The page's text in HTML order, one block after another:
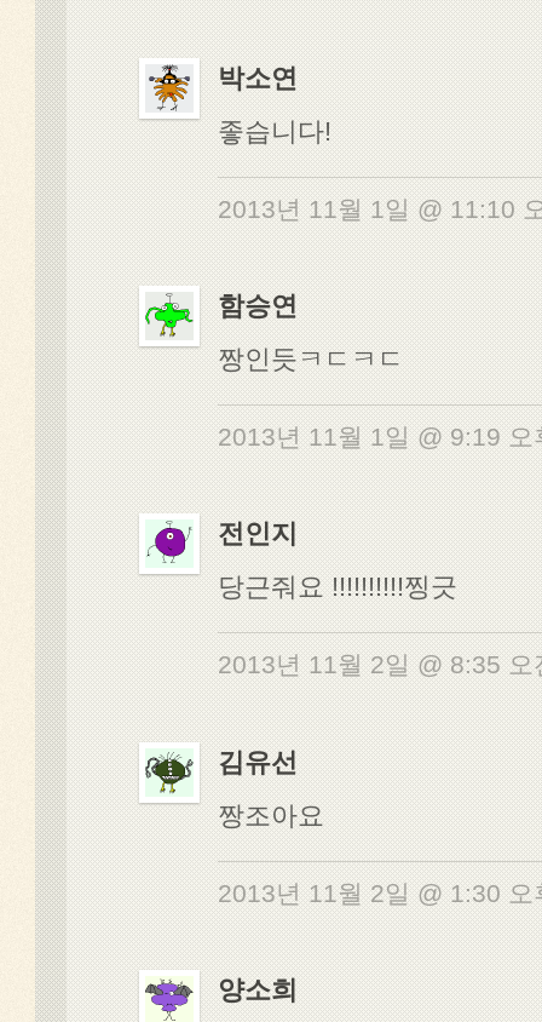
박소연
좋습니다!
2013년 11월 1일 @ 11:10
함승연
짱인듯ㅋㄷㅋㄷ
2013년 11월 1일 @ 9:19
전인지
당근줘요 !!!!!!!!!!찡긋
2013년 11월 2일 @ 8:35
김유선
짱조아요
2013년 11월 2일 @ 1:30
양소희